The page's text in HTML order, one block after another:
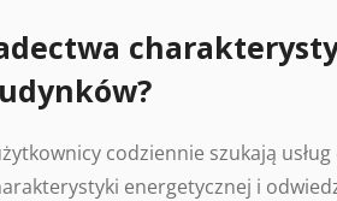
codziennie szukają
energetycznej i